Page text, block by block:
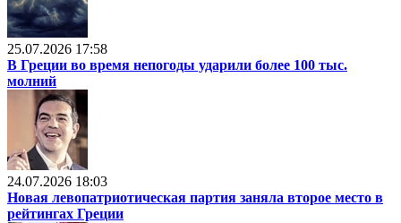
25.07.2026 17:58
В Греции во время непогоды ударили более 100 тыс.
молний
24.07.2026 18:03
Новая левопатриотическая партия заняла второе место в
рейтингах Греции